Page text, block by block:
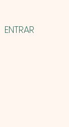
ENTRAR